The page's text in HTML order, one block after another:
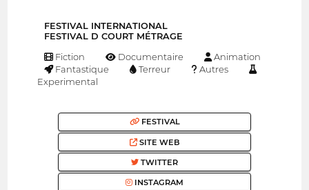
FESTIVAL INTERNATIONAL
FESTIVAL D COURT MÉTRAGE
Fiction Documentaire
Animation
Fantastique
Terreur
Autres
Experimental
FESTIVAL
SITE WEB
TWITTER
INSTAGRAM